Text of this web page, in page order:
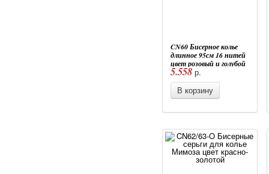
CN60 Бисерное колье
длинное 95см 16 нитей
цвет розовый и голубой
5.558 р.
В корзину